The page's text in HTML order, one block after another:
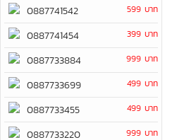
0887741542 599 บาท
0887741454 399 บาท
0887733884 999 บาท
0887733699 499 บาท
0887733455 499 บาท
0887733220 999 บาท